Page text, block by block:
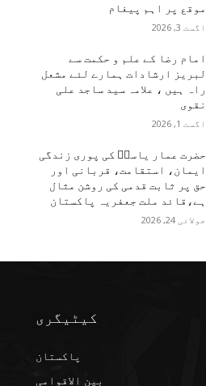
موقع پر اہم پیغام
اگست 3, 2026
امام رضا کے علم و حکمت سے
لبریز ارشادات ہمارے لئے مشعل
راہ ہیں ، علامہ سید ساجد علی
نقوی
اگست 1, 2026
حضرت عمار یاسرؑ کی پوری زندگی
ایمان، استقامت، قربانی اور
حق پر ثابت قدمی کی روشن مثال
ہے،قائد ملت جعفریہ پاکستان
جولائی 24, 2026
کیٹیگری
پاکستان
بین الاقوامی